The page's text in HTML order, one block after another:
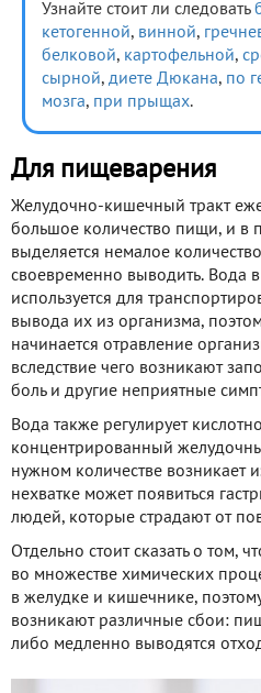
Узнайте стоит ли следовать
кетогенной, винной,
белковой, картофельной,
сырной, диете Дюкана, по
мозга, при прыщах.
Для пищеварения
Желудочно-кишечный тракт
большое количество пищи, и в
выделяется немалое
своевременно выводить. Вода
используется для
вывода их из организма,
начинается отравление
вследствие чего возникают
боль и другие неприятные
Вода также регулирует
концентрированный
нужном количестве возникает
нехватке может появиться
людей, которые страдают от
Отдельно стоит сказать о том,
во множестве химических
в желудке и кишечнике,
возникают различные сбои:
либо медленно выводятся